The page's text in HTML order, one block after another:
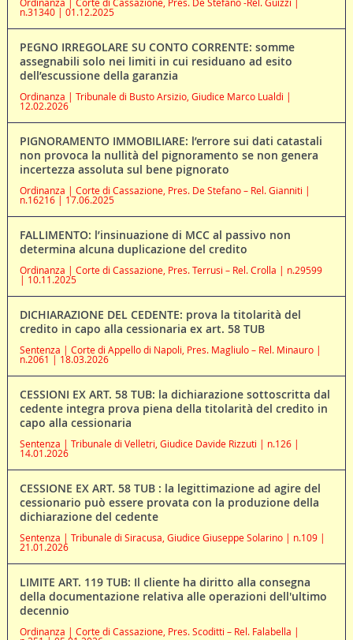
n.31340 | 01.12.2025
PEGNO IRREGOLARE SU CONTO CORRENTE: somme
assegnabili solo nei limiti in cui residuano ad esito
dell’escussione della garanzia
Ordinanza | Tribunale di Busto Arsizio, Giudice Marco Lualdi |
12.02.2026
PIGNORAMENTO IMMOBILIARE: l’errore sui dati catastali
non provoca la nullità del pignoramento se non genera
incertezza assoluta sul bene pignorato
Ordinanza | Corte di Cassazione, Pres. De Stefano – Rel. Gianniti |
n.16216 | 17.06.2025
FALLIMENTO: l’insinuazione di MCC al passivo non
determina alcuna duplicazione del credito
Ordinanza | Corte di Cassazione, Pres. Terrusi – Rel. Crolla | n.29599
| 10.11.2025
DICHIARAZIONE DEL CEDENTE: prova la titolarità del
credito in capo alla cessionaria ex art. 58 TUB
Sentenza | Corte di Appello di Napoli, Pres. Magliulo – Rel. Minauro |
n.2061 | 18.03.2026
CESSIONI EX ART. 58 TUB: la dichiarazione sottoscritta dal
cedente integra prova piena della titolarità del credito in
capo alla cessionaria
Sentenza | Tribunale di Velletri, Giudice Davide Rizzuti | n.126 |
14.01.2026
CESSIONE EX ART. 58 TUB : la legittimazione ad agire del
cessionario può essere provata con la produzione della
dichiarazione del cedente
Sentenza | Tribunale di Siracusa, Giudice Giuseppe Solarino | n.109 |
21.01.2026
LIMITE ART. 119 TUB: Il cliente ha diritto alla consegna
della documentazione relativa alle operazioni dell'ultimo
decennio
Ordinanza | Corte di Cassazione, Pres. Scoditti – Rel. Falabella |